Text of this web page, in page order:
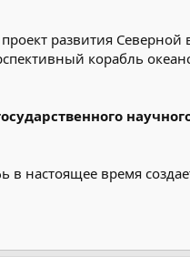
развития
корабль
настоящее время